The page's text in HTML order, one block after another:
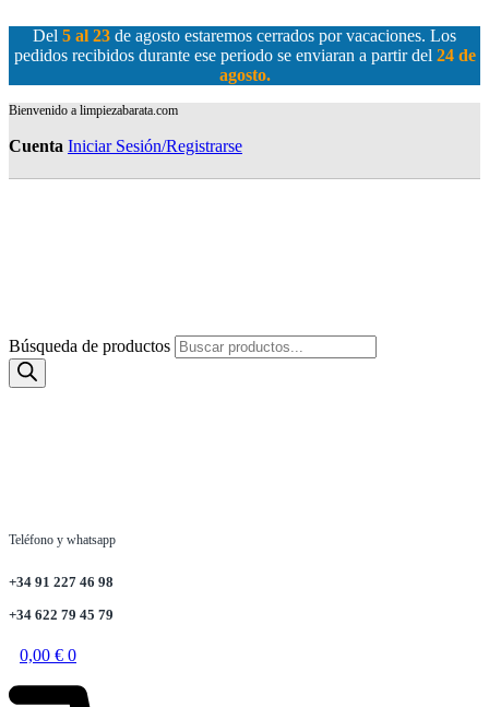
Del 5 al 23 de agosto estaremos cerrados por vacaciones. Los
pedidos recibidos durante ese periodo se enviaran a partir del 24 de
agosto.
Bienvenido a limpiezabarata.com
Cuenta Iniciar Sesión/Registrarse
Búsqueda de productos
Teléfono y whatsapp
+34 91 227 46 98
+34 622 79 45 79
0,00 € 0